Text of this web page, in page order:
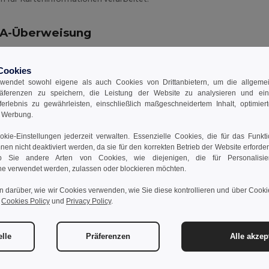
Überweisung
die Möglichkeit, Ihre Zahlung per Überweisung
und bestätigt haben, senden wir Ihnen eine Bestätigungs-
wir Ihre Überweisung erhalten haben, wird Ihre Bestellung
Bestellungs-ID bei der Überweisung anzugeben. Beachten
Überweisungen eventuell anfallende Gebühren von Ihnen
übernehmen.
Überweisung:
eine internationale Überweisung durchführen, sind wir für weitere
Pay ist ein mobiler Zahlungsdienst, der von Google entwickelt
Einkäufe auf mobilen Geräten zu ermöglichen.
Pay
sowohl eigene als auch Cookies von Drittanbietern, um die
zu speichern, die Leistung der Website zu analysieren und
zu gewährleisten, einschließlich maßgeschneidertem Inhalt,
Einstellungen jederzeit verwalten. Essenzielle Cookies, die für das
nicht deaktiviert werden, da sie für den korrekten Betrieb der Website
Sie andere Arten von Cookies, wie diejenigen, die für
verwendet werden, zulassen oder blockieren möchten.
darüber, wie wir Cookies verwenden, wie Sie diese kontrollieren und über
Cookies Policy und Privacy Policy.
Präferenzen Alle